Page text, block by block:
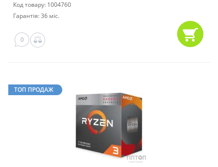
Код товару: 1004760
Гарантія: 36 міс.
0
ТОП ПРОДАЖ